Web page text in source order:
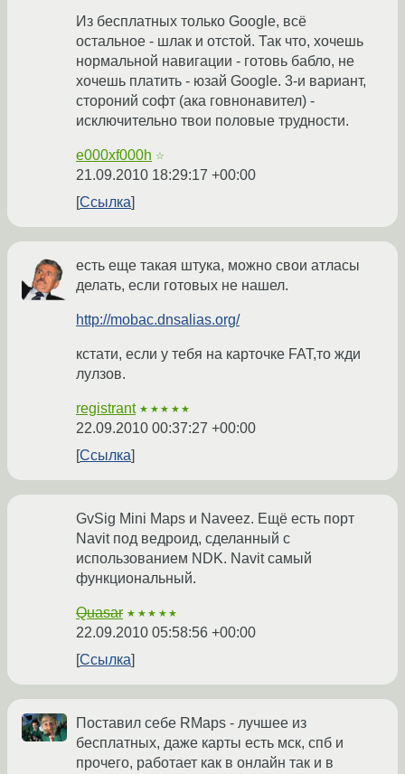
Из бесплатных только Google, всё
остальное - шлак и отстой. Так что, хочешь
нормальной навигации - готовь бабло, не
хочешь платить - юзай Google. 3-и вариант,
стороний софт (ака говнонавител) -
исключительно твои половые трудности.
e000xf000h ☆
21.09.2010 18:29:17 +00:00
Ссылка
есть еще такая штука, можно свои атласы
делать, если готовых не нашел.
http://mobac.dnsalias.org/
кстати, если у тебя на карточке FAT,то жди
лулзов.
registrant ★★★★★
22.09.2010 00:37:27 +00:00
Ссылка
GvSig Mini Maps и Naveez. Ещё есть порт
Navit под ведроид, сделанный с
использованием NDK. Navit самый
функциональный.
Quasar ★★★★★
22.09.2010 05:58:56 +00:00
Ссылка
Поставил себе RMaps - лучшее из
бесплатных, даже карты есть мск, спб и
прочего, работает как в онлайн так и в